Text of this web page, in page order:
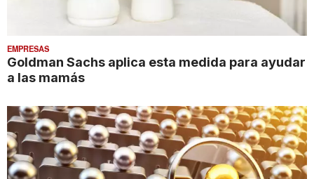
EMPRESAS
Goldman Sachs aplica esta medida para ayudar
a las mamás